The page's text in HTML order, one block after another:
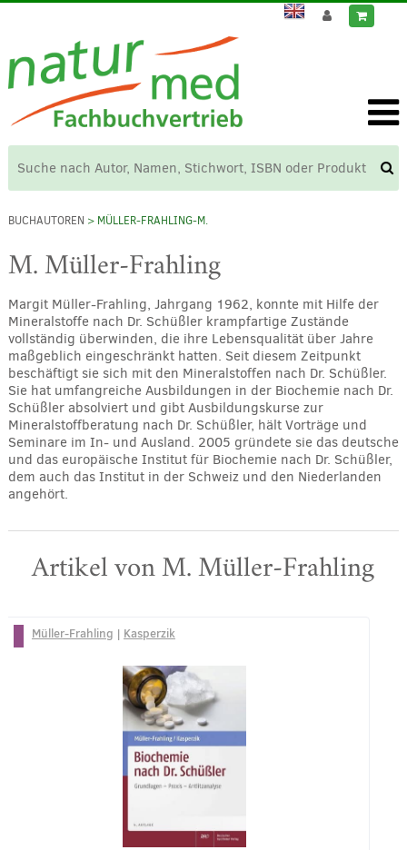
BUCHAUTOREN > MÜLLER-FRAHLING-M.
M. Müller-Frahling
Margit Müller-Frahling, Jahrgang 1962, konnte mit Hilfe der
Mineralstoffe nach Dr. Schüßler krampfartige Zustände
vollständig überwinden, die ihre Lebensqualität über Jahre
maßgeblich eingeschränkt hatten. Seit diesem Zeitpunkt
beschäftigt sie sich mit den Mineralstoffen nach Dr. Schüßler.
Sie hat umfangreiche Ausbildungen in der Biochemie nach Dr.
Schüßler absolviert und gibt Ausbildungskurse zur
Mineralstoffberatung nach Dr. Schüßler, hält Vorträge und
Seminare im In- und Ausland. 2005 gründete sie das deutsche
und das europäische Institut für Biochemie nach Dr. Schüßler,
dem auch das Institut in der Schweiz und den Niederlanden
angehört.
Artikel von M. Müller-Frahling
Müller-Frahling | Kasperzik